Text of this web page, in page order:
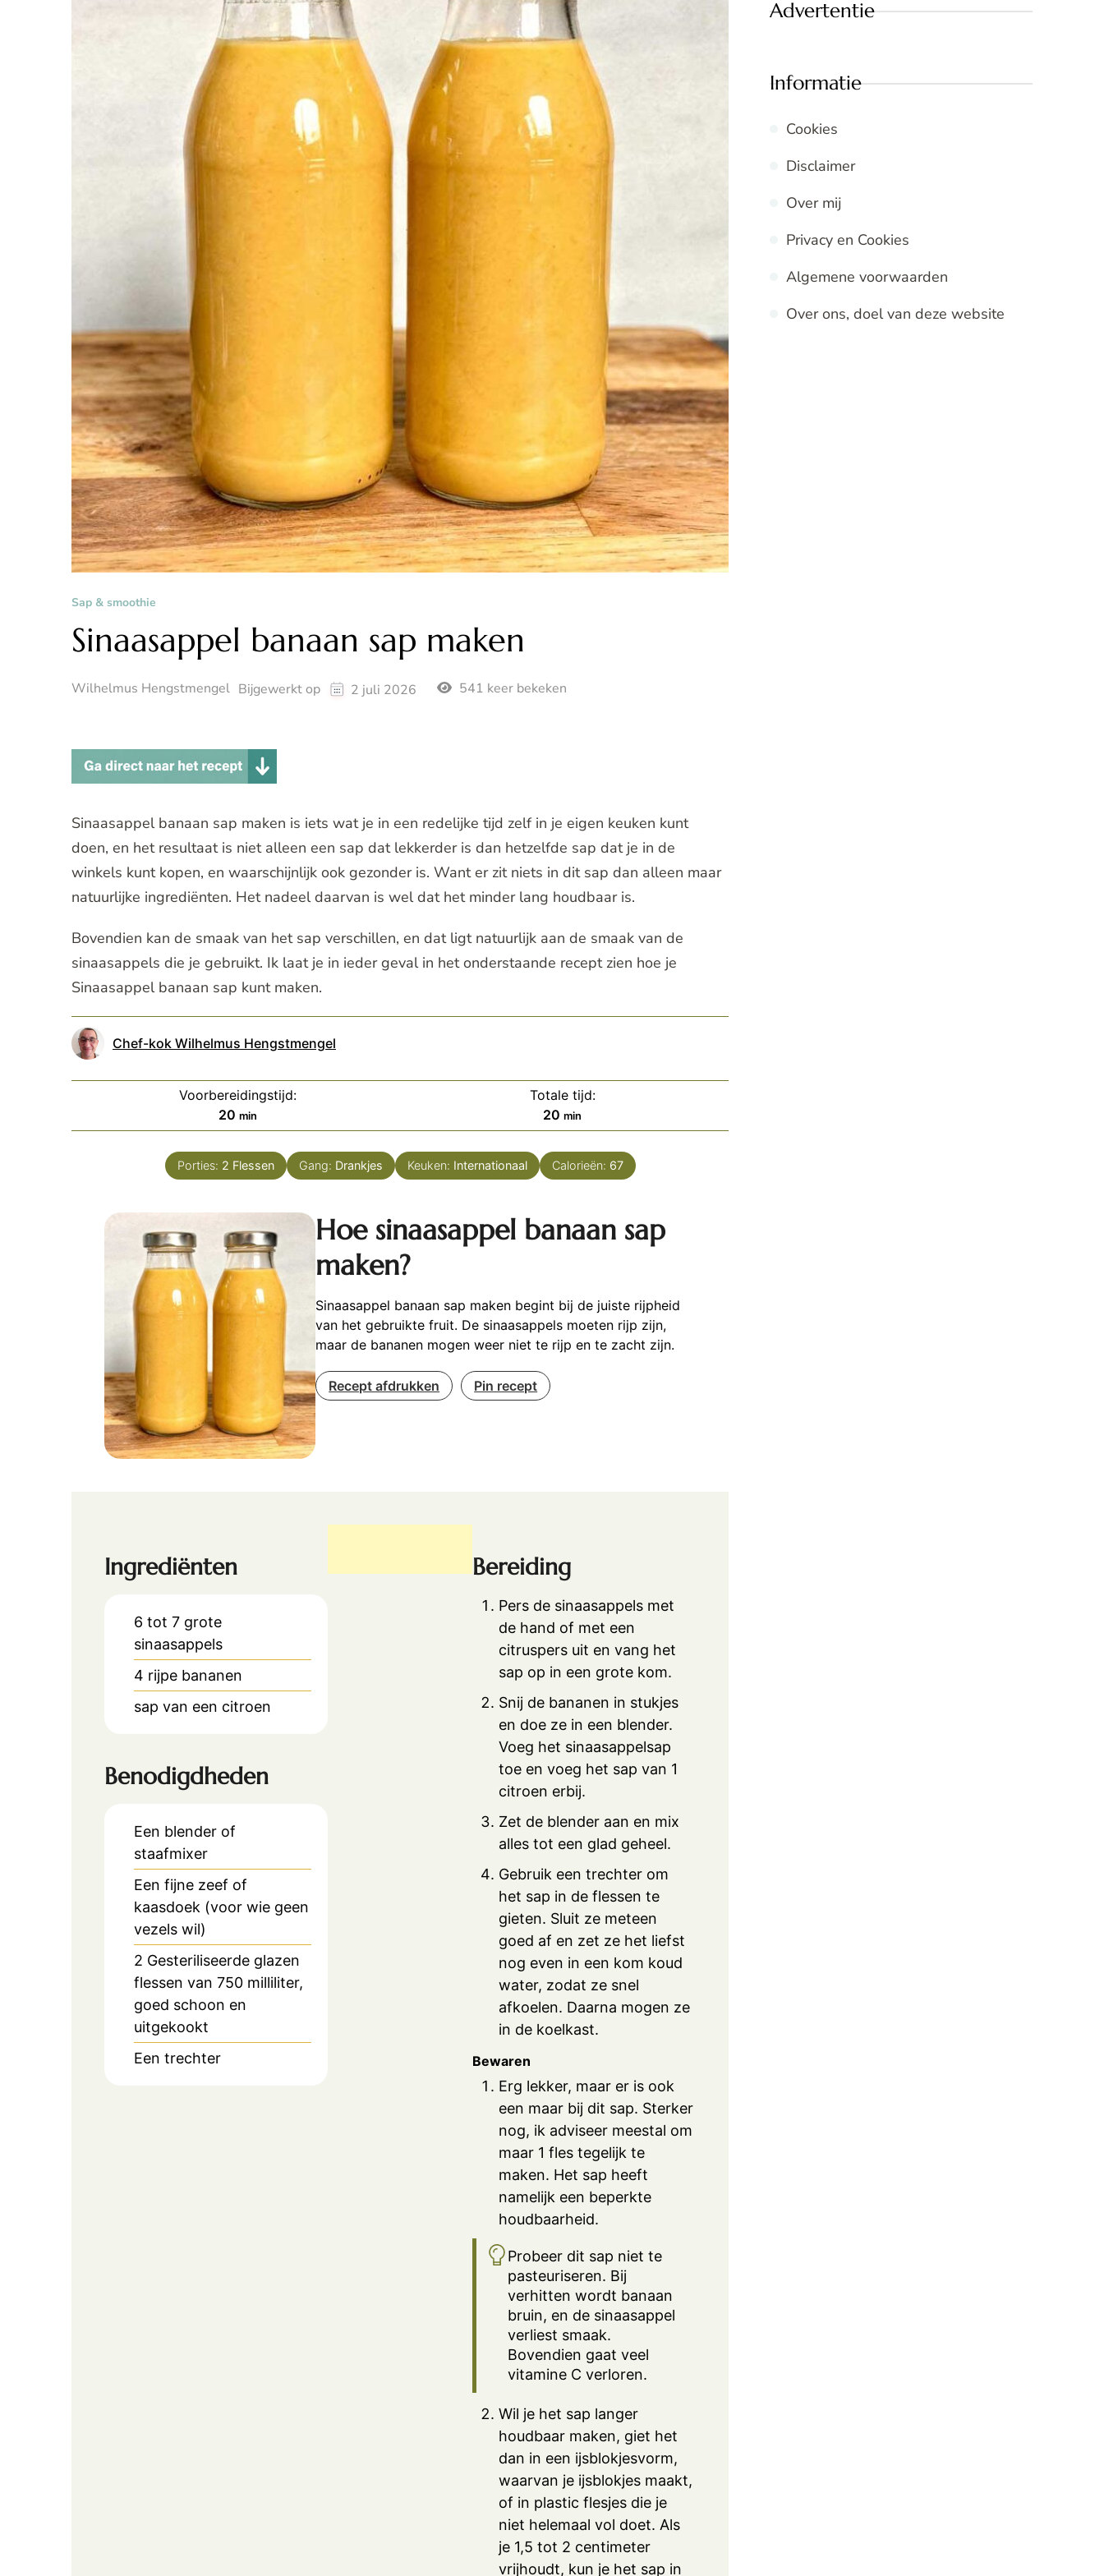
Sap & smoothie
Sinaasappel banaan sap maken
Wilhelmus Hengstmengel Bijgewerkt op 2 juli 2026 541 keer bekeken
Sinaasappel banaan sap maken is iets wat je in een redelijke tijd zelf in je eigen keuken kunt
doen, en het resultaat is niet alleen een sap dat lekkerder is dan hetzelfde sap dat je in de
winkels kunt kopen, en waarschijnlijk ook gezonder is. Want er zit niets in dit sap dan alleen maar
natuurlijke ingrediënten. Het nadeel daarvan is wel dat het minder lang houdbaar is.
Bovendien kan de smaak van het sap verschillen, en dat ligt natuurlijk aan de smaak van de
sinaasappels die je gebruikt. Ik laat je in ieder geval in het onderstaande recept zien hoe je
Sinaasappel banaan sap kunt maken.
Chef-kok Wilhelmus Hengstmengel
Voorbereidingstijd:
20 minuten
min
Totale tijd:
20 minuten
min
Porties: 2 Flessen Gang: Drankjes Keuken: Internationaal Calorieën: 67
Hoe sinaasappel banaan sap
maken?
Sinaasappel banaan sap maken begint bij de juiste rijpheid
van het gebruikte fruit. De sinaasappels moeten rijp zijn,
maar de bananen mogen weer niet te rijp en te zacht zijn.
Recept afdrukken Pin recept
Ingrediënten
6 tot 7 grote
sinaasappels
4 rijpe bananen
sap van een citroen
Benodigdheden
Een blender of
staafmixer
Een fijne zeef of
kaasdoek (voor wie geen
vezels wil)
2 Gesteriliseerde glazen
flessen van 750 milliliter,
goed schoon en
uitgekookt
Een trechter
Bereiding
Pers de sinaasappels met
de hand of met een
citruspers uit en vang het
sap op in een grote kom.
Snij de bananen in stukjes
en doe ze in een blender.
Voeg het sinaasappelsap
toe en voeg het sap van 1
citroen erbij.
Zet de blender aan en mix
alles tot een glad geheel.
Gebruik een trechter om
het sap in de flessen te
gieten. Sluit ze meteen
goed af en zet ze het liefst
nog even in een kom koud
water, zodat ze snel
afkoelen. Daarna mogen ze
in de koelkast.
Bewaren
Erg lekker, maar er is ook
een maar bij dit sap. Sterker
nog, ik adviseer meestal om
maar 1 fles tegelijk te
maken. Het sap heeft
namelijk een beperkte
houdbaarheid.
Probeer dit sap niet te
pasteuriseren. Bij
verhitten wordt banaan
bruin, en de sinaasappel
verliest smaak.
Bovendien gaat veel
vitamine C verloren.
Wil je het sap langer
houdbaar maken, giet het
dan in een ijsblokjesvorm,
waarvan je ijsblokjes maakt,
of in plastic flesjes die je
niet helemaal vol doet. Als
je 1,5 tot 2 centimeter
vrijhoudt, kun je het sap in
Advertentie
Informatie
Cookies
Disclaimer
Over mij
Privacy en Cookies
Algemene voorwaarden
Over ons, doel van deze website